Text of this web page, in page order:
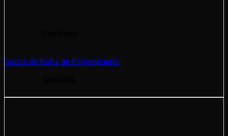
Sacos de Rafia de Polipropileno